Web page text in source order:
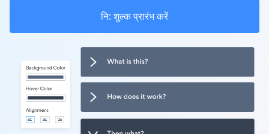
नि: शुल्क प्रारंभ करें